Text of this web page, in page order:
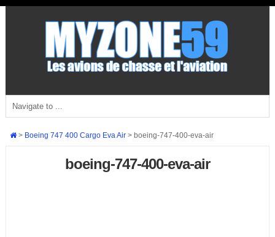
> Boeing 747 400 Cargo Eva Air> boeing-747-400-eva-air
boeing-747-400-eva-air